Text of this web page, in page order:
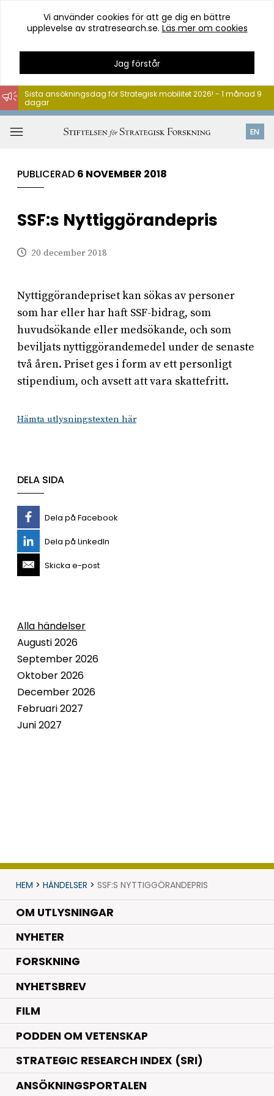
Hoppa
till
innehåll
Vi använder cookies för att ge dig en bättre
upplevelse av stratresearch.se. Läs mer om cookies
Jag förstår
EN
Sista ansökningsdag för Strategisk mobilitet 2026! - 1 månad 9
dagar
PUBLICERAD 6 NOVEMBER 2018
SSF:s Nyttiggörandepris
20 december 2018
Nyttiggörandepriset kan sökas av personer
som har eller har haft SSF-bidrag, som
huvudsökande eller medsökande, och som
beviljats nyttiggörandemedel under de senaste
två åren. Priset ges i form av ett personligt
stipendium, och avsett att vara skattefritt.
Hämta utlysningstexten här
DELA SIDA
Dela på Facebook
Dela på LinkedIn
Skicka e-post
Alla händelser
Augusti 2026
September 2026
Oktober 2026
December 2026
Februari 2027
Juni 2027
HEM > HÄNDELSER > SSF:S NYTTIGGÖRANDEPRIS
OM UTLYSNINGAR
NYHETER.
FORSKNING.
NYHETSBREV
FILM
PODDEN OM VETENSKAP
STRATEGIC RESEARCH INDEX (SRI)
ANSÖKNINGSPORTALEN